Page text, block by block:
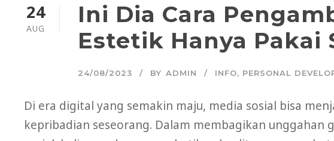
24
AUG
Ini Dia Cara
Estetik Hanya Pakai
24/08/2023 BY ADMIN INFO, PERSONAL
Di era digital yang semakin maju, media sosial bisa
kepribadian seseorang. Dalam membagikan unggahan